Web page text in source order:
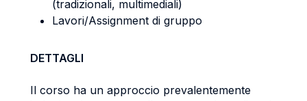
(tradizionali, multimediali)
Lavori/Assignment di gruppo
DETTAGLI
Il corso ha un approccio prevalentemente